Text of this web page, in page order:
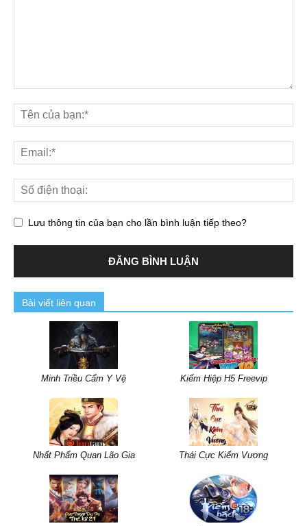
Lưu thông tin của bạn cho lần bình luận tiếp theo?
Bài viết liên quan
Minh Triều Cẩm Y Vệ Kiếm Hiệp H5 Freevip
Nhất Phẩm Quan Lão Gia Thái Cực Kiếm Vương